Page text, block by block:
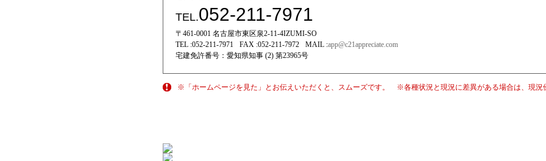
TEL.052-211-7971
〒461-0001 名古屋市東区泉2-11-4IZUMI-SO
TEL :052-211-7971 FAX :052-211-7972 MAIL :app@c21appreciate.com
宅建免許番号： 愛知県知事 (2) 第23965号
※「ホームページを見た」とお伝えいただくと、スムーズです。 ※各種状況と現況に差異がある場合は、現況